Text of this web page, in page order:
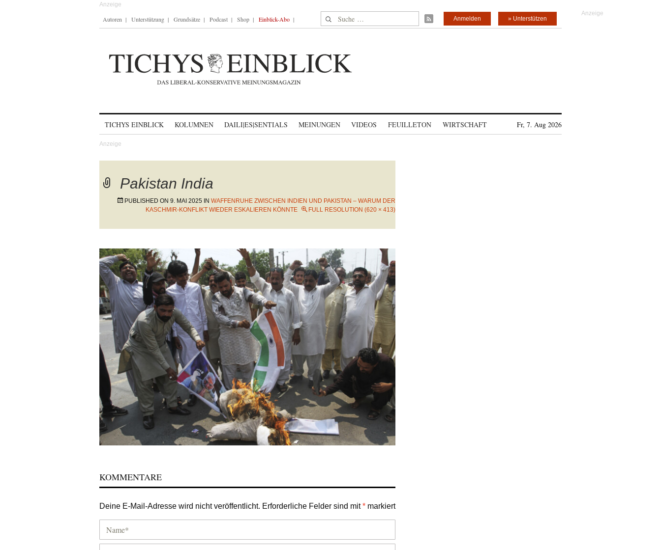
Autoren Unterstützung Grundsätze Podcast Shop Einblick-Abo Suche nach: » Unterstützen
Anmelden
TICHYS EINBLICK KOLUMNEN DAILI|ES|SENTIALS MEINUNGEN VIDEOS FEUILLETON WIRTSCHAFT Fr, 7. Aug 2026
Pakistan India
PUBLISHED ON 9. MAI 2025 IN WAFFENRUHE ZWISCHEN INDIEN UND PAKISTAN – WARUM DER
KASCHMIR-KONFLIKT WIEDER ESKALIEREN KÖNNTE
FULL RESOLUTION (620 × 413)
KOMMENTARE
Deine E-Mail-Adresse wird nicht veröffentlicht. Erforderliche Felder sind mit* markiert